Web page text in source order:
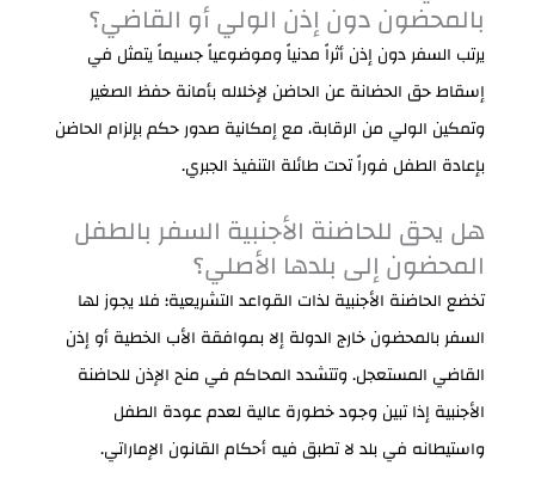
بالمحضون دون إذن الولي أو القاضي؟
يرتب السفر دون إذن أثراً مدنياً وموضوعياً جسيماً يتمثل في
إسقاط حق الحضانة عن الحاضن لإخلاله بأمانة حفظ الصغير
وتمكين الولي من الرقابة، مع إمكانية صدور حكم بإلزام الحاضن
بإعادة الطفل فوراً تحت طائلة التنفيذ الجبري.
هل يحق للحاضنة الأجنبية السفر بالطفل
المحضون إلى بلدها الأصلي؟
تخضع الحاضنة الأجنبية لذات القواعد التشريعية؛ فلا يجوز لها
السفر بالمحضون خارج الدولة إلا بموافقة الأب الخطية أو إذن
القاضي المستعجل. وتتشدد المحاكم في منح الإذن للحاضنة
الأجنبية إذا تبين وجود خطورة عالية لعدم عودة الطفل
واستيطانه في بلد لا تطبق فيه أحكام القانون الإماراتي.